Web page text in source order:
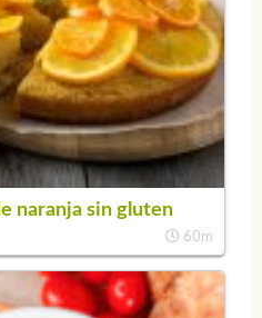
naranja sin gluten
60m